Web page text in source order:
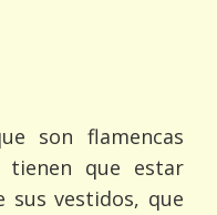
son flamencas
que estar
sus vestidos, que